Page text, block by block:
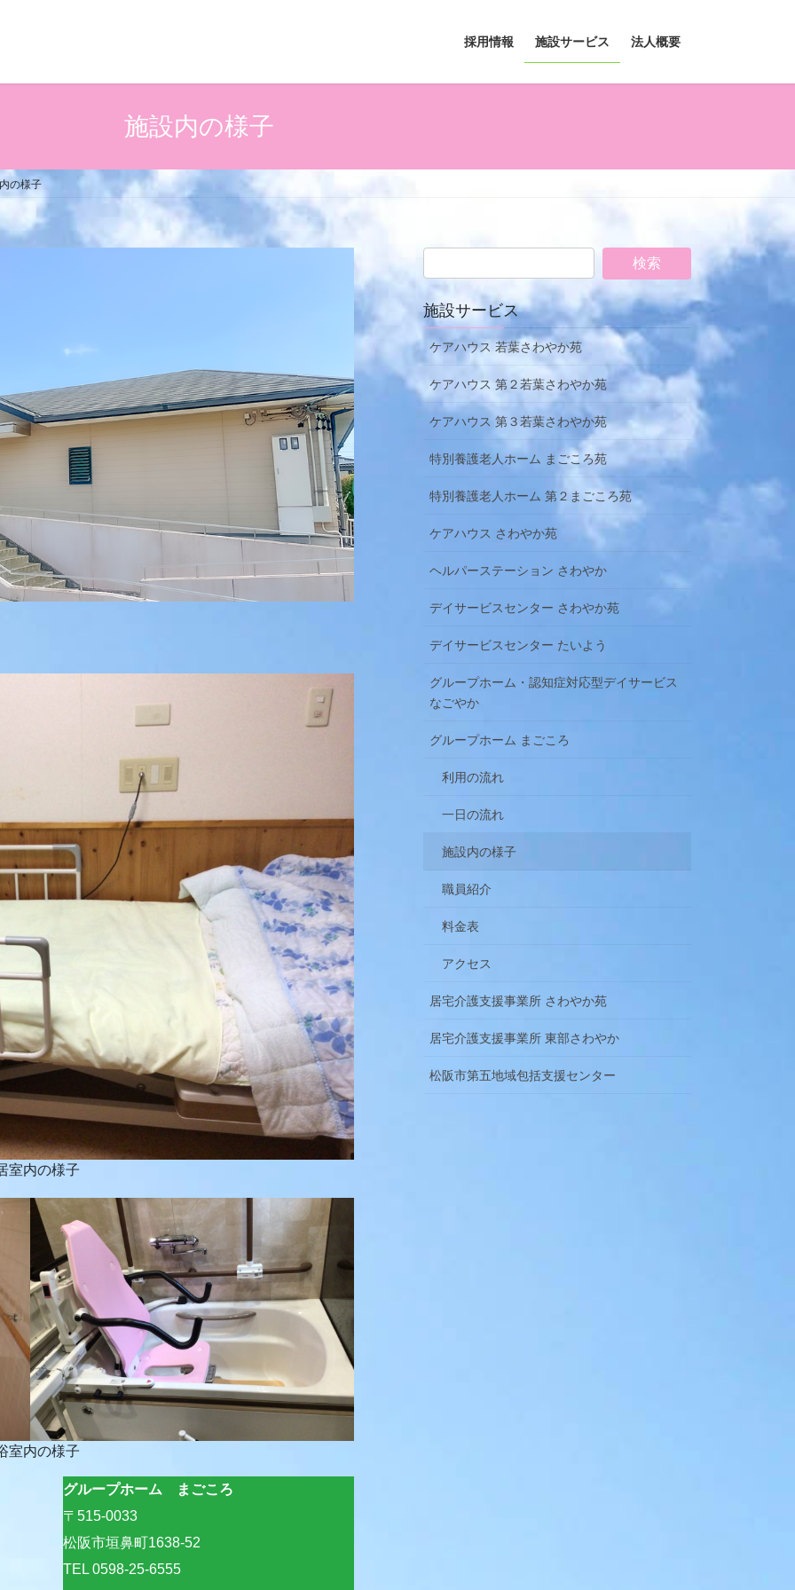
採用情報 施設サービス 法人概要
施設内の様子
の様子
室内の様子
室内の様子
グループホーム まごころ
〒515-0033
松阪市垣鼻町1638-52
TEL 0598-25-6555
施設サービス
ケアハウス 若葉さわやか苑
ケアハウス 第２若葉さわやか苑
ケアハウス 第３若葉さわやか苑
特別養護老人ホーム まごころ苑
特別養護老人ホーム 第２まごころ苑
ケアハウス さわやか苑
ヘルパーステーション さわやか
デイサービスセンター さわやか苑
デイサービスセンター たいよう
グループホーム・認知症対応型デイサービス
なごやか
グループホーム まごころ
利用の流れ
一日の流れ
施設内の様子
職員紹介
料金表
アクセス
居宅介護支援事業所 さわやか苑
居宅介護支援事業所 東部さわやか
松阪市第五地域包括支援センター